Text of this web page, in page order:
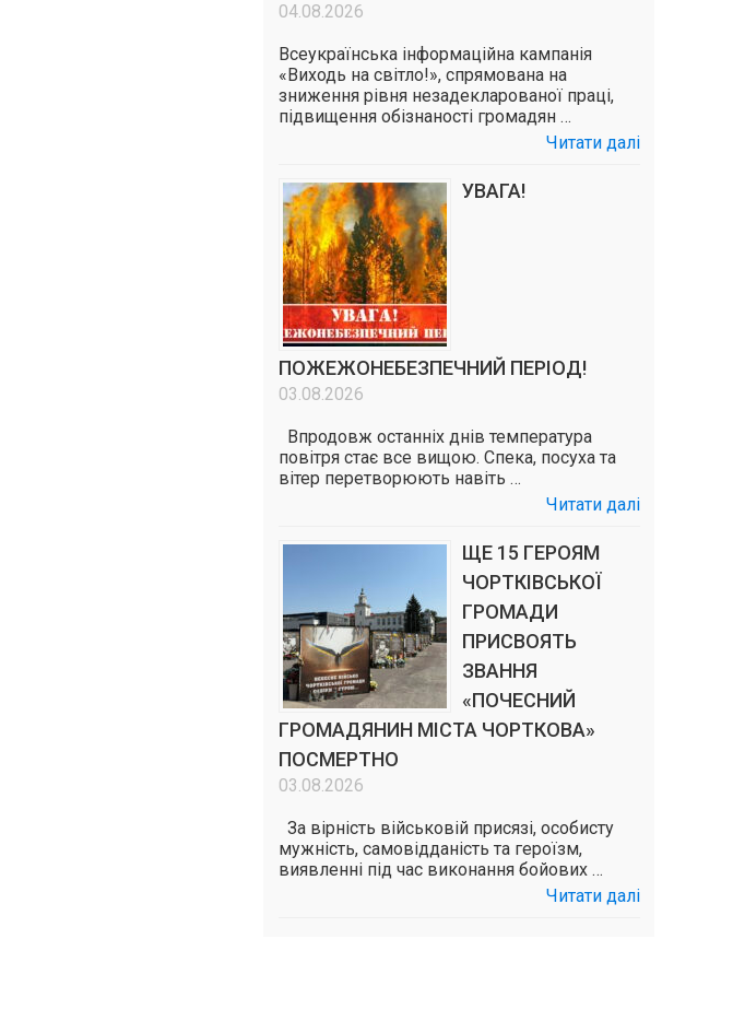
04.08.2026
Всеукраїнська інформаційна кампанія
«Виходь на світло!», спрямована на
зниження рівня незадекларованої праці,
підвищення обізнаності громадян …
Читати далі
УВАГА!
ПОЖЕЖОНЕБЕЗПЕЧНИЙ ПЕРІОД!
03.08.2026
Впродовж останніх днів температура
повітря стає все вищою. Спека, посуха та
вітер перетворюють навіть …
Читати далі
ЩЕ 15 ГЕРОЯМ
ЧОРТКІВСЬКОЇ
ГРОМАДИ
ПРИСВОЯТЬ
ЗВАННЯ
«ПОЧЕСНИЙ
ГРОМАДЯНИН МІСТА ЧОРТКОВА»
ПОСМЕРТНО
03.08.2026
За вірність військовій присязі, особисту
мужність, самовідданість та героїзм,
виявленні під час виконання бойових …
Читати далі